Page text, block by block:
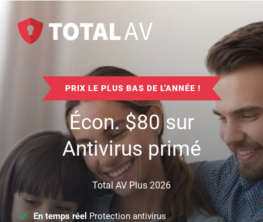
PRIX LE PLUS BAS DE L'ANNÉE !
Écon.$80sur
Antivirus primé
Total AV Plus 2026
En temps réel Protection antivirus